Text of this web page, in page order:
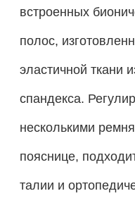
встроенных
полос,
эластичной ткани
спандекса.
несколькими
пояснице,
талии и